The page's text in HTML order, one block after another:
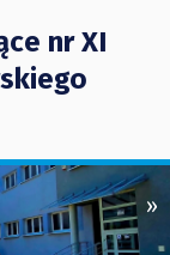
nr XI
»